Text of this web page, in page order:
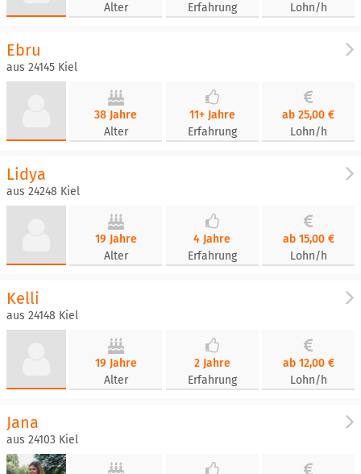
Alter
Erfahrung
Lohn/h
Ebru
aus 24145 Kiel
38 Jahre
Alter
11+ Jahre
Erfahrung
ab 25,00 €
Lohn/h
Lidya
aus 24248 Kiel
19 Jahre
Alter
4 Jahre
Erfahrung
ab 15,00 €
Lohn/h
Kelli
aus 24148 Kiel
19 Jahre
Alter
2 Jahre
Erfahrung
ab 12,00 €
Lohn/h
Jana
aus 24103 Kiel